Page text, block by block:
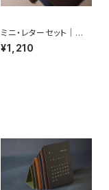
ミニ・レターセット｜エ
ブリデイ｜ペン付き｜
活版印刷
¥1,210